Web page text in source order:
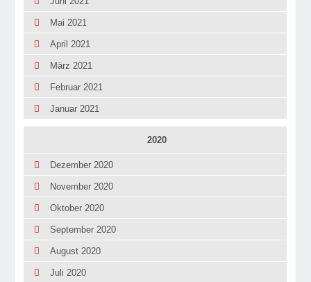
Mai 2021
April 2021
März 2021
Februar 2021
Januar 2021
2020
Dezember 2020
November 2020
Oktober 2020
September 2020
August 2020
Juli 2020